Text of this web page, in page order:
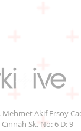
Mehmet Akif Ersoy
Sk. No: 6 D: 9